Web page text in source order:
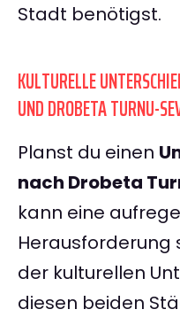
Stadt benötigst.
KULTURELLE
UND DROBETA TURNU-
Planst du einen
nach Drobeta
kann eine
Herausforderung
der kulturellen
diesen beiden